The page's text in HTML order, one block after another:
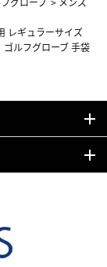
レギュラーサイズ
ルフグローブ 手袋